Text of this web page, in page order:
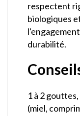
respectent
biologiques
durabilité.
1 à 2
(miel,